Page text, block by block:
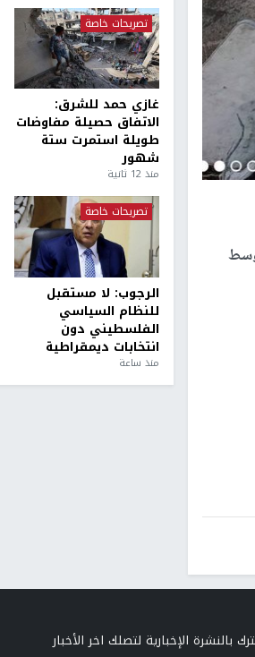
وسط
تصريحات خاصة
غازي حمد للشرق:
الاتفاق حصيلة مفاوضات
طويلة استمرت ستة
شهور
منذ 12 ثانية
تصريحات خاصة
الرجوب: لا مستقبل
للنظام السياسي
الفلسطيني دون
انتخابات ديمقراطية
منذ ساعة
بالنشرة الإخبارية لتصلك اخر الأخبار